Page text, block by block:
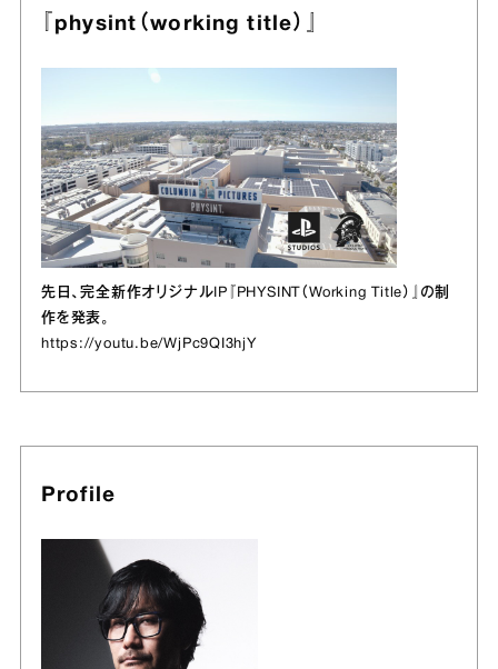
『physint（working title）』
先日、完全新作オリジナルIP『PHYSINT（Working Title）』の制
作を発表。
https://youtu.be/WjPc9QI3hjY
Profile